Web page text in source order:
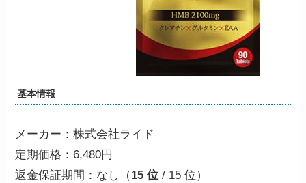
基本情報
メーカー：株式会社ライド
定期価格：6,480円
返金保証期間：なし（15 位 / 15 位）